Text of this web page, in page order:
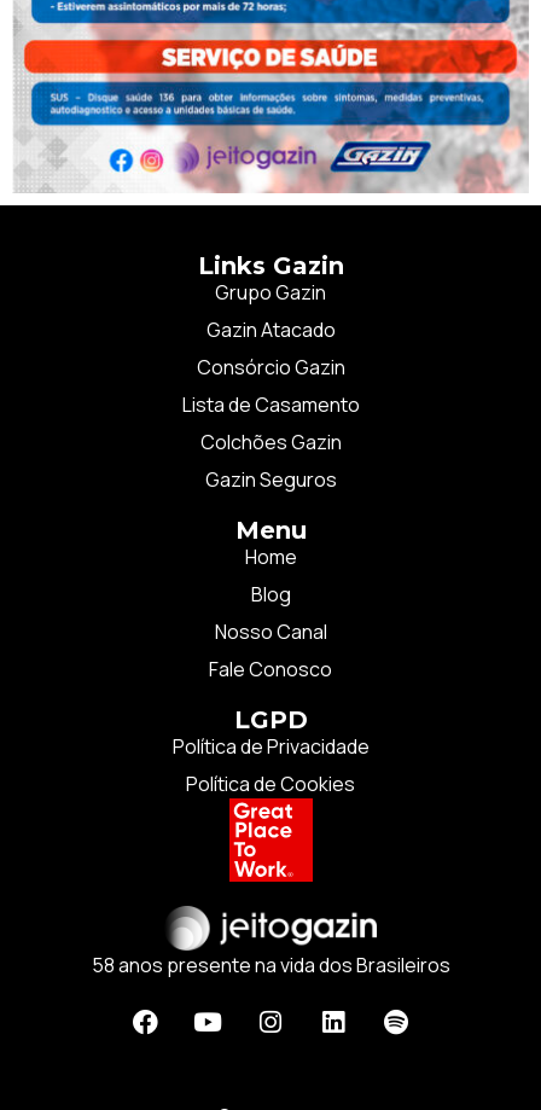
Links Gazin
Grupo Gazin
Gazin Atacado
Consórcio Gazin
Lista de Casamento
Colchões Gazin
Gazin Seguros
Menu
Home
Blog
Nosso Canal
Fale Conosco
LGPD
Política de Privacidade
Política de Cookies
58 anos presente na vida dos Brasileiros